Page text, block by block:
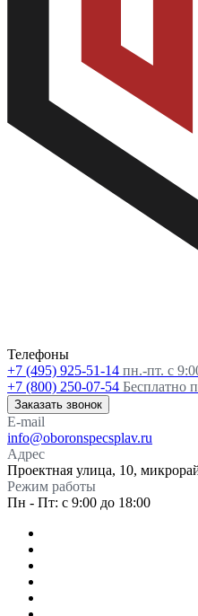
Телефоны
+7 (495) 925-51-14 пн.-пт. с
+7 (800) 250-07-54 Бесплатно
Заказать звонок
E-mail
info@oboronspecsplav.ru
Адрес
Проектная улица, 10,
Режим работы
Пн - Пт: с 9:00 до 18:00